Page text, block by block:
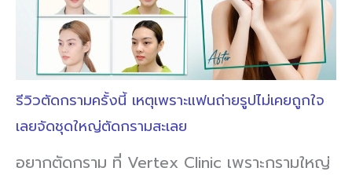
รีวิวตัดกรามครั้งนี้ เหตุเพราะแฟนถ่ายรูปไม่เคยถูกใจ
เลยจัดชุดใหญ่ตัดกรามสะเลย
อยากตัดกราม ที่ Vertex Clinic เพราะกรามใหญ่